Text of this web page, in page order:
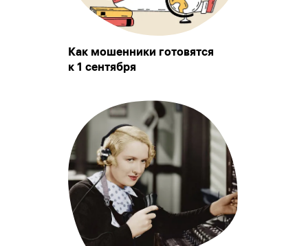
Как мошенники готовятся
к 1 сентября